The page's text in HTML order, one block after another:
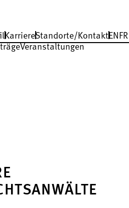
KarriereStandorte/KontaktENFR
Veranstaltungen